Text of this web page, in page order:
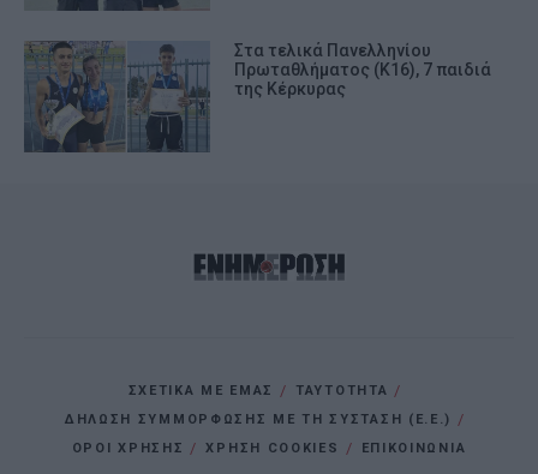
Στα τελικά Πανελληνίου
Πρωταθλήματος (Κ16), 7 παιδιά
της Κέρκυρας
ΣΧΕΤΙΚΑ ΜΕ ΕΜΑΣ
ΤΑΥΤΟΤΗΤΑ
ΔΗΛΩΣΗ ΣΥΜΜΟΡΦΩΣΗΣ ΜΕ ΤΗ ΣΥΣΤΑΣΗ (Ε.Ε.)
ΌΡΟΙ ΧΡΗΣΗΣ
ΧΡΗΣΗ COOKIES ΕΠΙΚΟΙΝΩΝΙΑ